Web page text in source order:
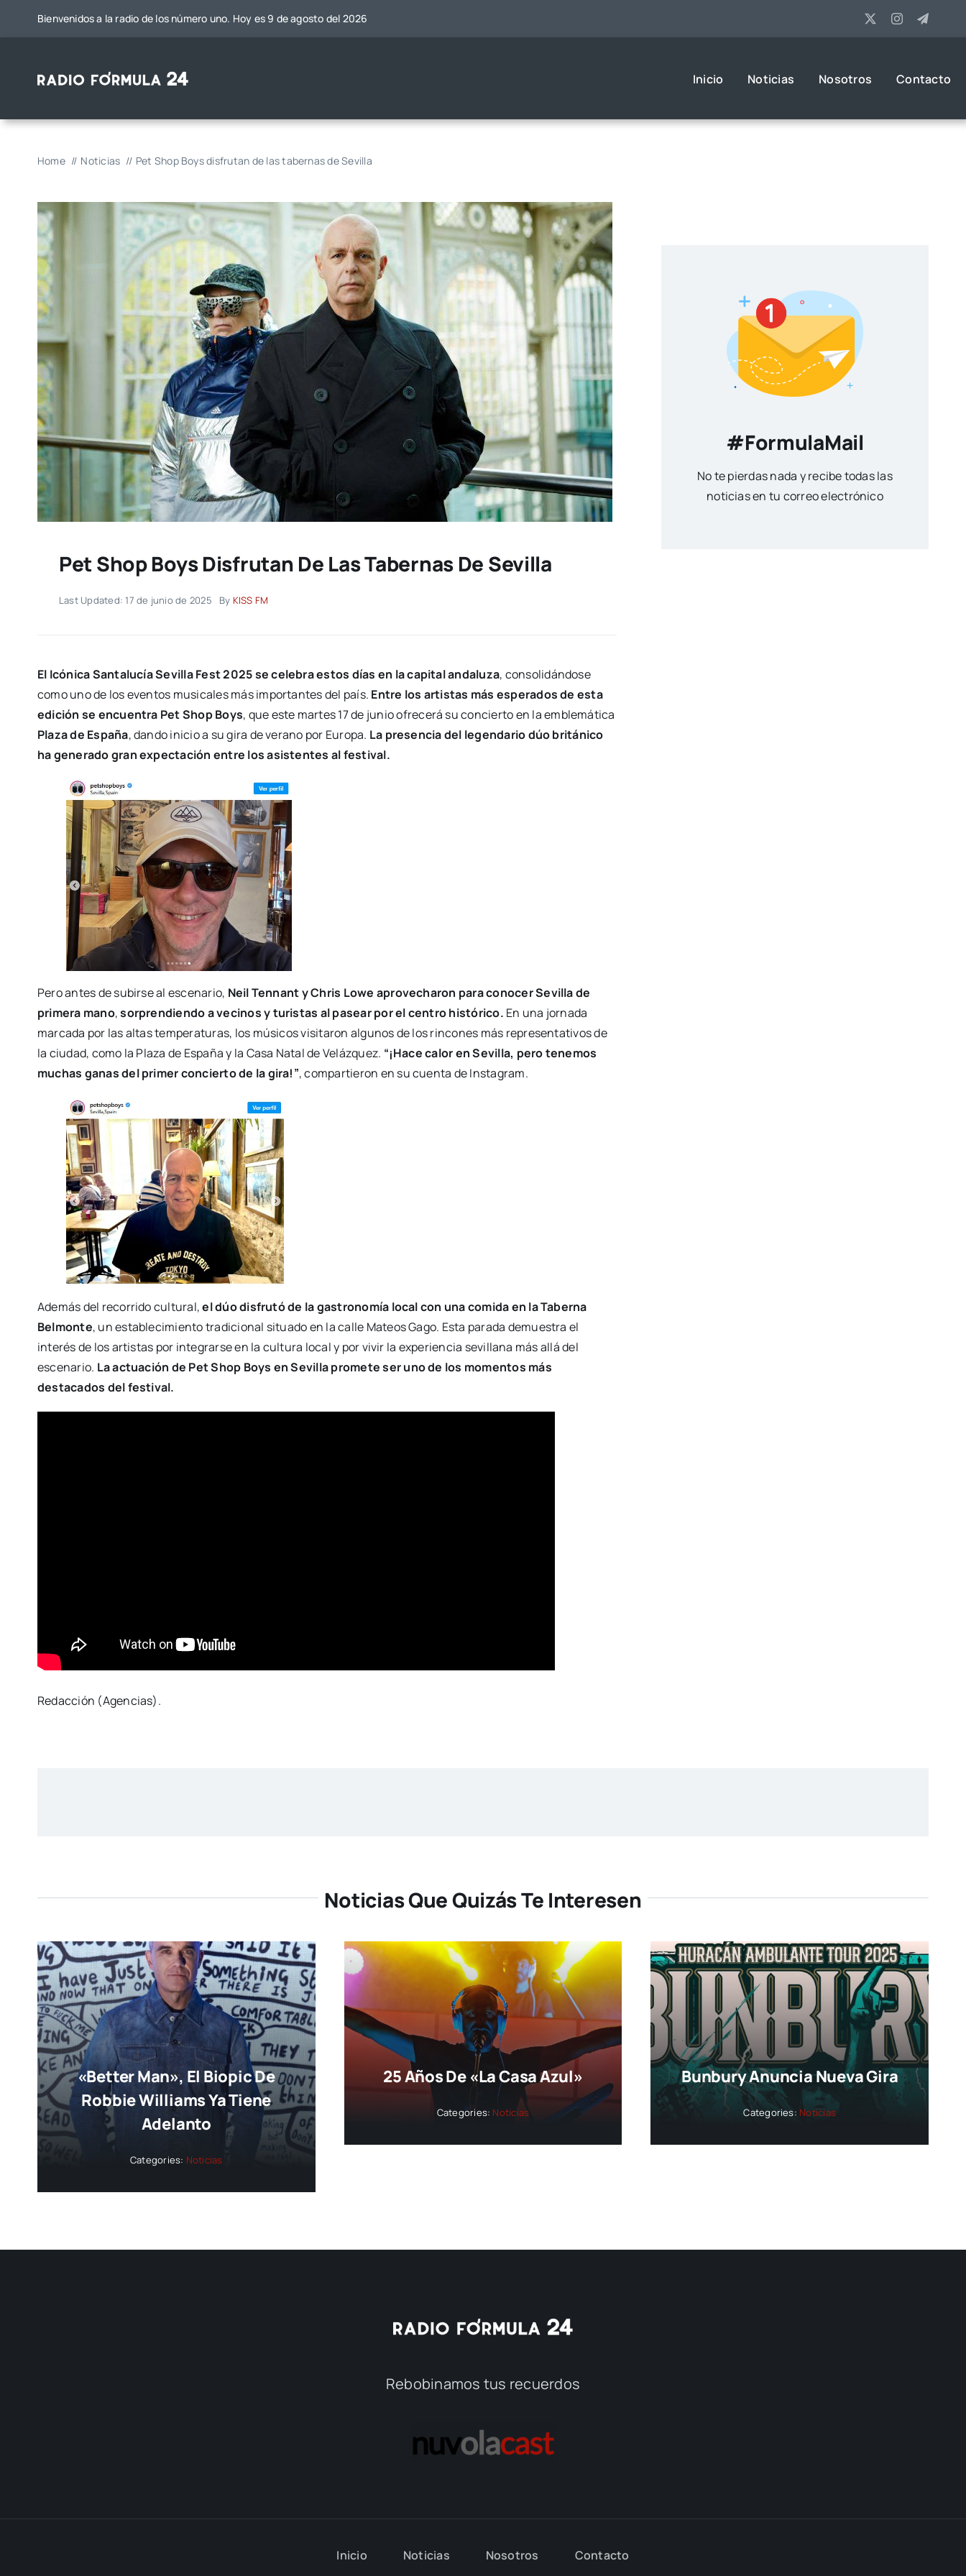
Bienvenidos a la radio de los número uno. Hoy es 9 de agosto del 2026
Inicio Noticias Nosotros Contacto
Home Noticias Pet Shop Boys disfrutan de las tabernas de Sevilla
Pet Shop Boys Disfrutan De Las Tabernas De Sevilla
Last Updated: 17 de junio de 2025 By KISS FM
El Icónica Santalucía Sevilla Fest 2025se celebra estos días en la capital andaluza, consolidándose
como uno de los eventos musicales más importantes del país. Entre los artistas más esperados de esta
edición se encuentra Pet Shop Boys, que este martes 17 de junio ofrecerá su concierto en la emblemática
Plaza de España, dando inicio a su gira de verano por Europa. La presencia del legendario dúo británico
ha generado gran expectación entre los asistentes al festival.
Pero antes de subirse al escenario, Neil Tennant y Chris Lowe aprovecharon para conocer Sevilla de
primera mano,sorprendiendo a vecinos y turistas al pasear por el centro histórico. En una jornada
marcada por las altas temperaturas, los músicos visitaron algunos de los rincones más representativos de
la ciudad, como la Plaza de España y la Casa Natal de Velázquez. “¡Hace calor en Sevilla, pero tenemos
muchas ganas del primer concierto de la gira!”, compartieron en su cuenta de Instagram.
Además del recorrido cultural,el dúo disfrutó de la gastronomía local con una comida en la Taberna
Belmonte, un establecimiento tradicional situado en la calle Mateos Gago. Esta parada demuestra el
interés de los artistas por integrarse en la cultura local y por vivir la experiencia sevillana más allá del
escenario. La actuación de Pet Shop Boys en Sevilla promete ser uno de los momentos más
destacados del festival.
Redacción (Agencias).
#FormulaMail
No te pierdas nada y recibe todas las
noticias en tu correo electrónico
Noticias Que Quizás Te Interesen
«Better Man», El Biopic De
Robbie Williams Ya Tiene
Adelanto
Categories: Noticias
25 Años De «La Casa Azul»
Categories: Noticias
Bunbury Anuncia Nueva Gira
Categories: Noticias
Rebobinamos tus recuerdos
Inicio Noticias Nosotros Contacto